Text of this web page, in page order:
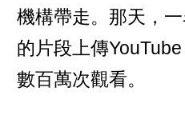
機構帶走。那天，
的片段上傳
數百萬次觀看。